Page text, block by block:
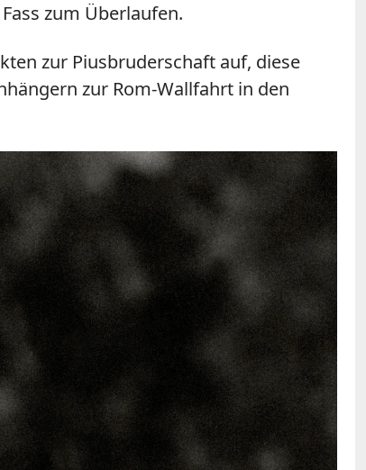
zum Überlaufen.
zur Piusbruderschaft auf, diese
zur Rom-Wallfahrt in den